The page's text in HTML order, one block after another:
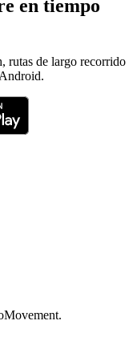
en tiempo
rutas de largo recorrido